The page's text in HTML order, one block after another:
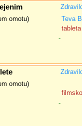
omotu)
Teva
-
omotu)
-